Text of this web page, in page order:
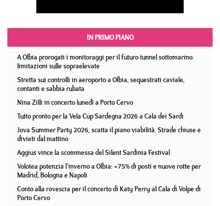
IN PRIMO PIANO
A Olbia prorogati i monitoraggi per il futuro tunnel sottomarino:
limitazioni sulle sopraelevate
Stretta sui controlli in aeroporto a Olbia, sequestrati caviale,
contanti e sabbia rubata
Nina Zilli in concerto lunedì a Porto Cervo
Tutto pronto per la Vela Cup Sardegna 2026 a Cala dei Sardi
Jova Summer Party 2026, scatta il piano viabilità. Strade chiuse e
divieti dal mattino
Aggius vince la scommessa del Silent Sardinia Festival
Volotea potenzia l'inverno a Olbia: +75% di posti e nuove rotte per
Madrid, Bologna e Napoli
Conto alla rovescia per il concerto di Katy Perry al Cala di Volpe di
Porto Cervo